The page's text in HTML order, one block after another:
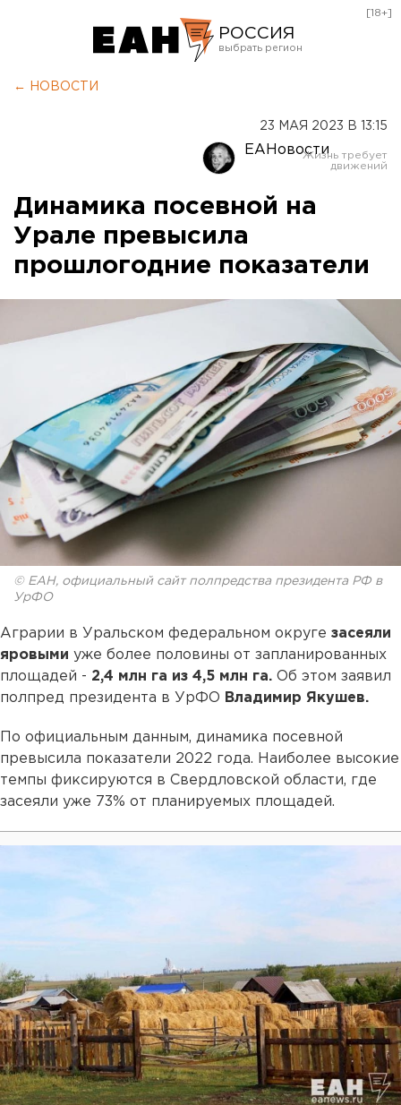
РОССИЯ
Оренбург
[18+]
← НОВОСТИ
23 МАЯ 2023 В 13:15
ЕАНовости
Динамика посевной на
Урале превысила
прошлогодние показатели
© ЕАН, официальный сайт полпредства президента РФ в
УрФО
Аграрии в Уральском федеральном округе засеяли
яровыми уже более половины от запланированных
площадей - 2,4 млн га из 4,5 млн га. Об этом заявил
полпред президента в УрФО Владимир Якушев.
По официальным данным, динамика посевной
превысила показатели 2022 года. Наиболее высокие
темпы фиксируются в Свердловской области, где
засеяли уже 73% от планируемых площадей.